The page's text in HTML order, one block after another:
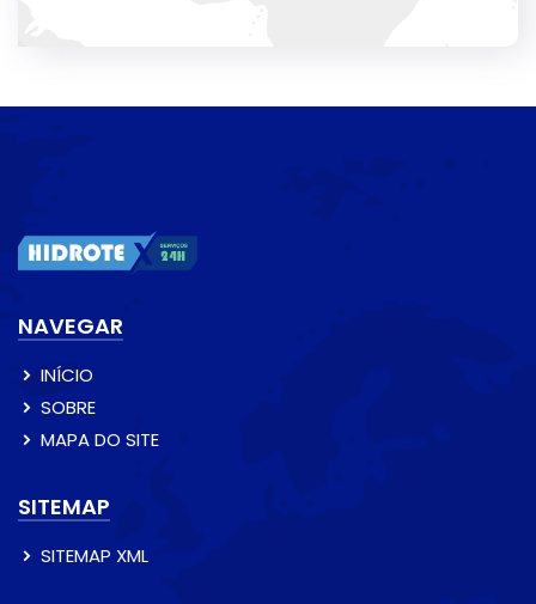
NAVEGAR
INÍCIO
SOBRE
MAPA DO SITE
SITEMAP
SITEMAP XML